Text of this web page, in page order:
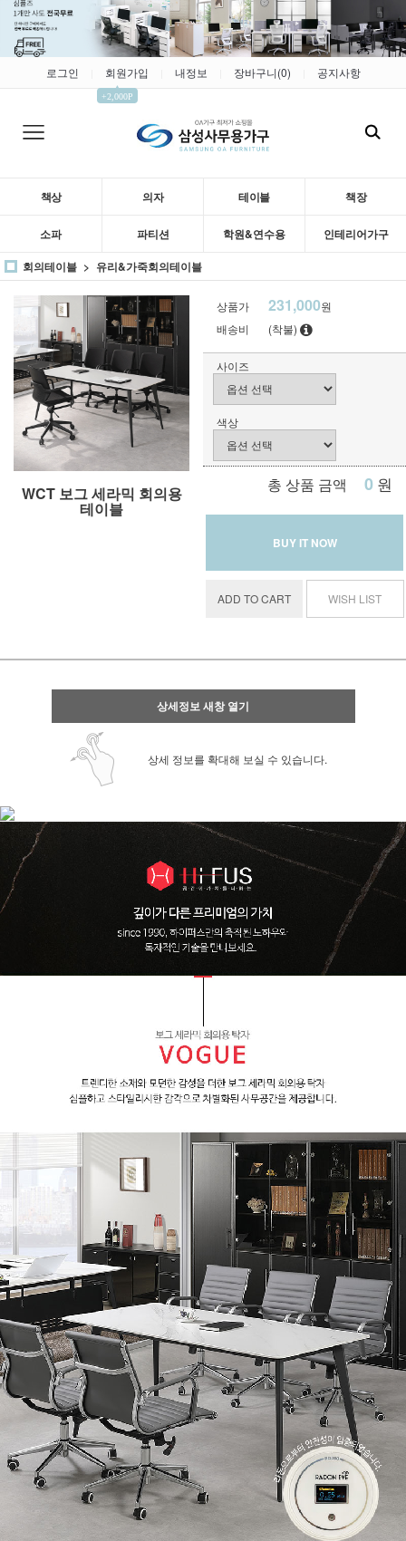
로그인 회원가입
▲
+2,000P
내정보 장바구니(0) 공지사항
책상 의자 테이블 책장
소파 파티션 학원&연수용
인테리어가구
회의테이블
유리&가죽회의테이블
WCT 보그 세라믹 회의용
테이블
상품가 231,000원
배송비
(착불)
사이즈
색상
총 상품 금액 0 원
BUY IT NOW
ADD TO CART WISH LIST
상세정보 새창 열기
상세 정보를 확대해 보실 수 있습니다.